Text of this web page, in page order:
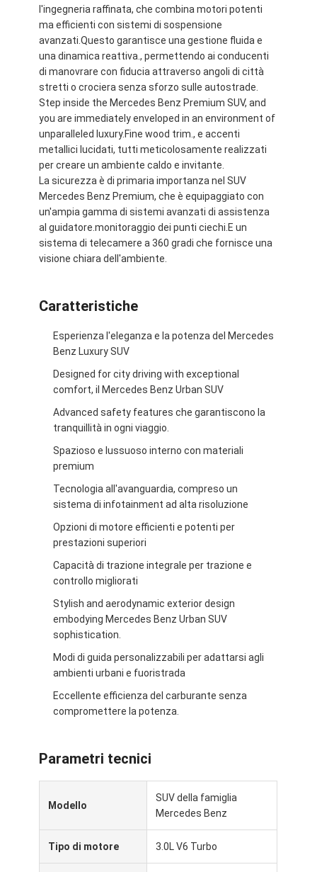
Casa.
Prodotti
Video
Visita alla fabbrica
Contattaci
Mercedes Benz Sedana
SUV Mercedes Benz
l'ingegneria raffinata, che combina motori potenti
ma efficienti con sistemi di sospensione
avanzati.Questo garantisce una gestione fluida e
una dinamica reattiva., permettendo ai conducenti
di manovrare con fiducia attraverso angoli di città
stretti o crociera senza sforzo sulle autostrade.
Step inside the Mercedes Benz Premium SUV, and
you are immediately enveloped in an environment of
unparalleled luxury.Fine wood trim., e accenti
metallici lucidati, tutti meticolosamente realizzati
per creare un ambiente caldo e invitante.
La sicurezza è di primaria importanza nel SUV
Mercedes Benz Premium, che è equipaggiato con
un'ampia gamma di sistemi avanzati di assistenza
al guidatore.monitoraggio dei punti ciechi.E un
sistema di telecamere a 360 gradi che fornisce una
visione chiara dell'ambiente.
Caratteristiche
Esperienza l'eleganza e la potenza del Mercedes
Benz Luxury SUV
Designed for city driving with exceptional
comfort, il Mercedes Benz Urban SUV
Advanced safety features che garantiscono la
tranquillità in ogni viaggio.
Spazioso e lussuoso interno con materiali
premium
Tecnologia all'avanguardia, compreso un
sistema di infotainment ad alta risoluzione
Opzioni di motore efficienti e potenti per
prestazioni superiori
Capacità di trazione integrale per trazione e
controllo migliorati
Stylish and aerodynamic exterior design
embodying Mercedes Benz Urban SUV
sophistication.
Modi di guida personalizzabili per adattarsi agli
ambienti urbani e fuoristrada
Eccellente efficienza del carburante senza
compromettere la potenza.
Parametri tecnici
Modello
SUV della famiglia
Mercedes Benz
Tipo di motore 3.0L V6 Turbo